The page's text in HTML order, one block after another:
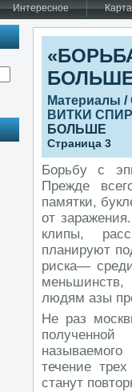
Интересное
Материалы /
ВИТКИ
БОЛЬШЕ
Страница 3
Борьбу с
Прежде
памятки,
от
клипы,
планируют
риска—
меньшинств,
людям азы
Не раз
течение
станут